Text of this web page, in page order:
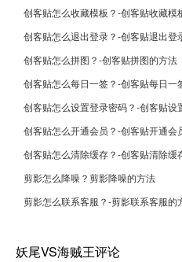
创客贴怎么收藏模板？-创客贴收藏模
创客贴怎么退出登录？-创客贴退出登
创客贴怎么拼图？-创客贴拼图的方法
创客贴怎么每日一签？-创客贴每日一
创客贴怎么设置登录密码？-创客贴设
创客贴怎么开通会员？-创客贴开通会
创客贴怎么清除缓存？-创客贴清除缓
剪影怎么降噪？剪影降噪的方法
剪影怎么联系客服？-剪影联系客服的
妖尾VS海贼王评论